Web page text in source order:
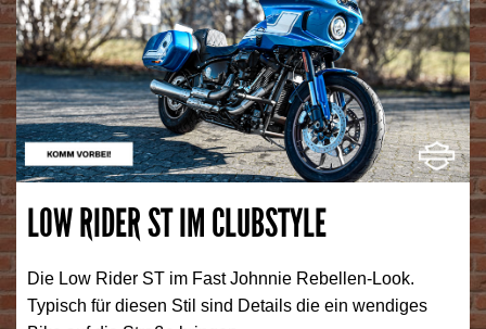
LOW RIDER ST IM CLUBSTYLE
Die Low Rider ST im Fast Johnnie Rebellen-Look.
Typisch für diesen Stil sind Details die ein wendiges